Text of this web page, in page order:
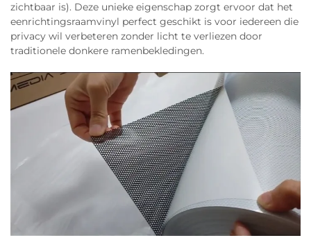
zichtbaar is). Deze unieke eigenschap zorgt ervoor dat het
eenrichtingsraamvinyl perfect geschikt is voor iedereen die
privacy wil verbeteren zonder licht te verliezen door
traditionele donkere ramenbekledingen.